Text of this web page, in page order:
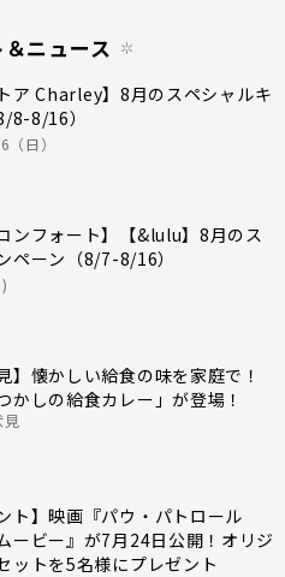
ニュース
ア Charley】8月のスペシャルキ
8-8/16）
日）
ンフォート】【&lulu】8月のス
ペーン（8/7-8/16）
】懐かしい給食の味を家庭で！
かしの給食カレー」が登場！
見
ト】映画『パウ・パトロール
ービー』が7月24日公開！オリジ
ットを5名様にプレゼント